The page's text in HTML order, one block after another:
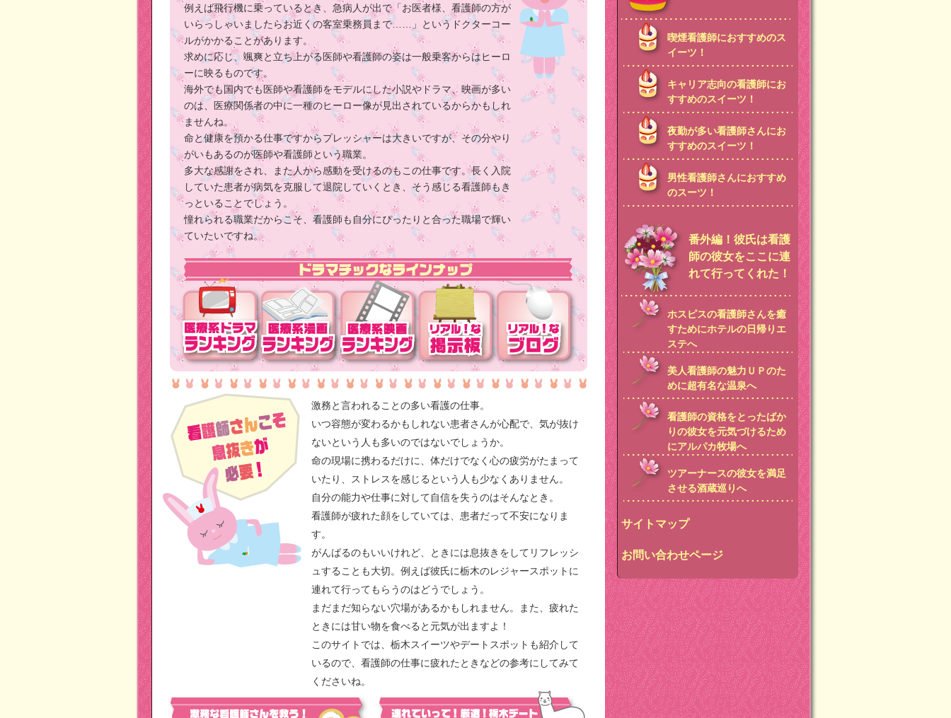
例えば飛行機に乗っているとき、急病人が出で「お医者様、看護師の方が
いらっしゃいましたらお近くの客室乗務員まで……」というドクターコー
ルがかかることがあります。
求めに応じ、颯爽と立ち上がる医師や看護師の姿は一般乗客からはヒーロ
ーに映るものです。
海外でも国内でも医師や看護師をモデルにした小説やドラマ、映画が多い
のは、医療関係者の中に一種のヒーロー像が見出されているからかもしれ
ませんね。
命と健康を預かる仕事ですからプレッシャーは大きいですが、その分やり
がいもあるのが医師や看護師という職業。
多大な感謝をされ、また人から感動を受けるのもこの仕事です。長く入院
していた患者が病気を克服して退院していくとき、そう感じる看護師もき
っといることでしょう。
憧れられる職業だからこそ、看護師も自分にぴったりと合った職場で輝い
ていたいですね。
激務と言われることの多い看護の仕事。
いつ容態が変わるかもしれない患者さんが心配で、気が抜け
ないという人も多いのではないでしょうか。
命の現場に携わるだけに、体だけでなく心の疲労がたまって
いたり、ストレスを感じるという人も少なくありません。
自分の能力や仕事に対して自信を失うのはそんなとき。
看護師が疲れた顔をしていては、患者だって不安になりま
す。
がんばるのもいいけれど、ときには息抜きをしてリフレッシ
ュすることも大切。例えば彼氏に栃木のレジャースポットに
連れて行ってもらうのはどうでしょう。
まだまだ知らない穴場があるかもしれません。また、疲れた
ときには甘い物を食べると元気が出ますよ！
このサイトでは、栃木スイーツやデートスポットも紹介して
いるので、看護師の仕事に疲れたときなどの参考にしてみて
くださいね。
喫煙看護師におすすめのス
イーツ！
キャリア志向の看護師にお
すすめのスイーツ！
夜勤が多い看護師さんにお
すすめのスイーツ！
男性看護師さんにおすすめ
のスーツ！
番外編！彼氏は看護
師の彼女をここに連
れて行ってくれた！
ホスピスの看護師さんを癒
すためにホテルの日帰りエ
ステへ
美人看護師の魅力ＵＰのた
めに超有名な温泉へ
看護師の資格をとったばか
りの彼女を元気づけるため
にアルパカ牧場へ
ツアーナースの彼女を満足
させる酒蔵巡りへ
サイトマップ
お問い合わせページ